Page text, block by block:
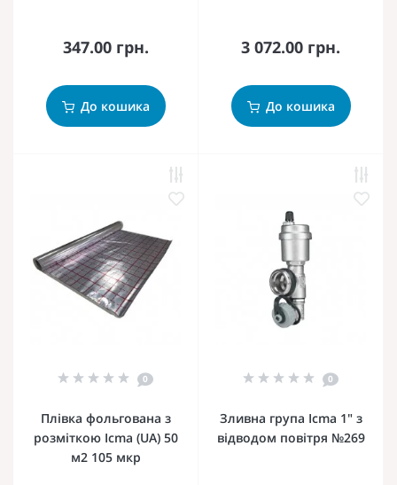
347.00 грн.
До кошика
3 072.00 грн.
До кошика
0
Плівка фольгована з
розміткою Icma (UA) 50
м2 105 мкр
0
Зливна група Icma 1" з
відводом повітря №269